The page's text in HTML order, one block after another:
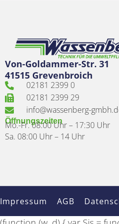
Von-Goldammer-Str. 31
41515 Grevenbroich
02181 2399 0
02181 2399 29
info@wassenberg-
Öffnungszeiten
Mo.-Fr. 08:00 Uhr – 17:30 Uhr
Sa. 08:00 Uhr – 14 Uhr
Impressum AGB